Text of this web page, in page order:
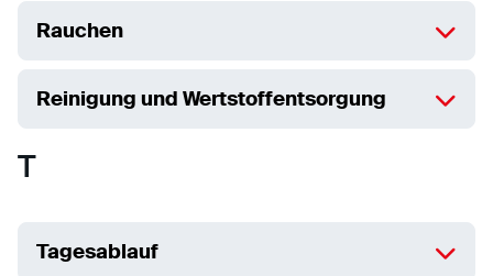
Rauchen
Reinigung und Wertstoffentsorgung
T
Tagesablauf